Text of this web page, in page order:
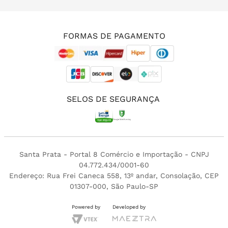
FORMAS DE PAGAMENTO
SELOS DE SEGURANÇA
Santa Prata - Portal 8 Comércio e Importação - CNPJ
04.772.434/0001-60
Endereço: Rua Frei Caneca 558, 13º andar, Consolação, CEP
01307-000, São Paulo-SP
Powered by Developed by